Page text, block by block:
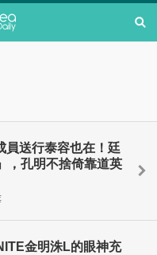
員送行泰容也在！廷
，孔明不捨倚靠道英
金明洙L的眼神充